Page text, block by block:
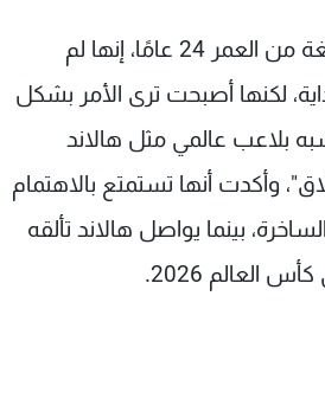
وقالت أناستاسيا، البالغة من العمر 24 عامًا، إنها لم
لكنها أصبحت ترى الأمر بشكل
بلاعب عالمي مثل هالاند
وأكدت أنها تستمتع بالاهتمام
بينما يواصل هالاند تألقه
العالم 2026.